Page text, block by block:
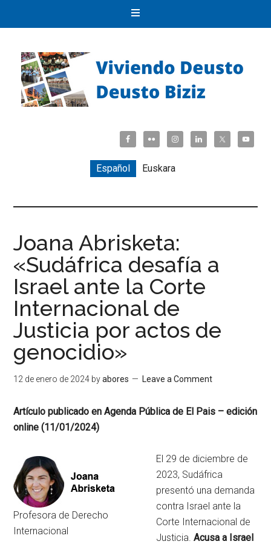
Español Euskara
Joana Abrisketa:
«Sudáfrica desafía a
Israel ante la Corte
Internacional de
Justicia por actos de
genocidio»
12 de enero de 2024 byabores Leave a Comment
Artículo publicado en Agenda Pública de El Pais – edición
online (11/01/2024)
Profesora de Derecho
Internacional
El 29 de diciembre de
2023, Sudáfrica
presentó una demanda
contra Israel ante la
Corte Internacional de
Justicia. Acusa a Israel